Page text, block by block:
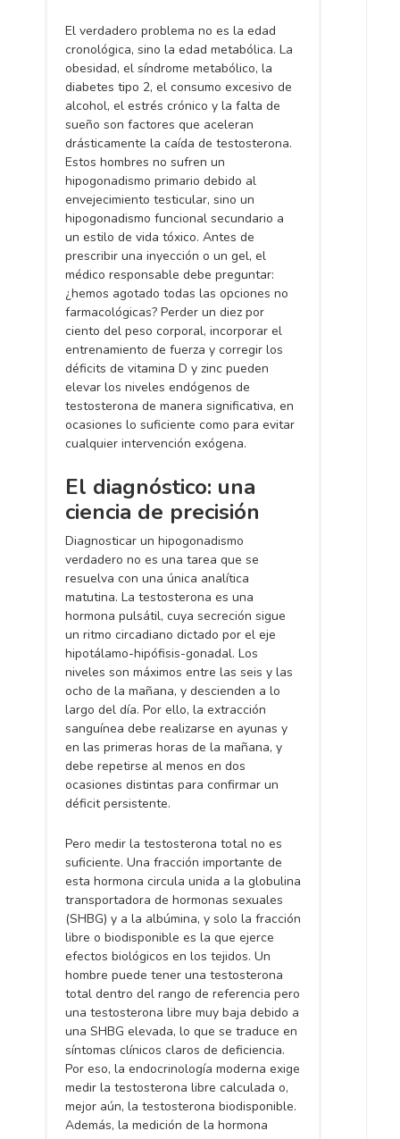
El verdadero problema no es la edad
cronológica, sino la edad metabólica. La
obesidad, el síndrome metabólico, la
diabetes tipo 2, el consumo excesivo de
alcohol, el estrés crónico y la falta de
sueño son factores que aceleran
drásticamente la caída de testosterona.
Estos hombres no sufren un
hipogonadismo primario debido al
envejecimiento testicular, sino un
hipogonadismo funcional secundario a
un estilo de vida tóxico. Antes de
prescribir una inyección o un gel, el
médico responsable debe preguntar:
¿hemos agotado todas las opciones no
farmacológicas? Perder un diez por
ciento del peso corporal, incorporar el
entrenamiento de fuerza y corregir los
déficits de vitamina D y zinc pueden
elevar los niveles endógenos de
testosterona de manera significativa, en
ocasiones lo suficiente como para evitar
cualquier intervención exógena.
El diagnóstico: una
ciencia de precisión
Diagnosticar un hipogonadismo
verdadero no es una tarea que se
resuelva con una única analítica
matutina. La testosterona es una
hormona pulsátil, cuya secreción sigue
un ritmo circadiano dictado por el eje
hipotálamo-hipófisis-gonadal. Los
niveles son máximos entre las seis y las
ocho de la mañana, y descienden a lo
largo del día. Por ello, la extracción
sanguínea debe realizarse en ayunas y
en las primeras horas de la mañana, y
debe repetirse al menos en dos
ocasiones distintas para confirmar un
déficit persistente.
Pero medir la testosterona total no es
suficiente. Una fracción importante de
esta hormona circula unida a la globulina
transportadora de hormonas sexuales
(SHBG) y a la albúmina, y solo la fracción
libre o biodisponible es la que ejerce
efectos biológicos en los tejidos. Un
hombre puede tener una testosterona
total dentro del rango de referencia pero
una testosterona libre muy baja debido a
una SHBG elevada, lo que se traduce en
síntomas clínicos claros de deficiencia.
Por eso, la endocrinología moderna exige
medir la testosterona libre calculada o,
mejor aún, la testosterona biodisponible.
Además, la medición de la hormona